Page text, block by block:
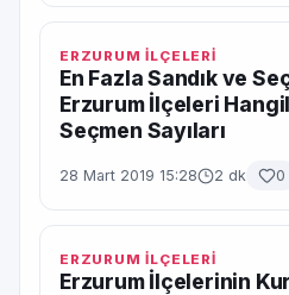
ERZURUM İLÇELERİ
En Fazla Sandık ve
Erzurum İlçeleri
Seçmen Sayıları
28 Mart 2019 15:28 2 dk 0
ERZURUM İLÇELERİ
Erzurum İlçelerinin